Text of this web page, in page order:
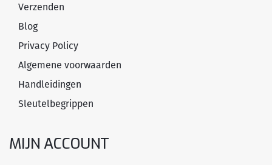
Verzenden
Blog
Privacy Policy
Algemene voorwaarden
Handleidingen
Sleutelbegrippen
MIJN ACCOUNT